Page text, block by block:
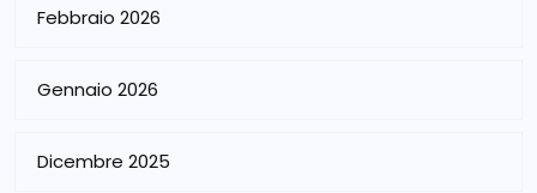
Febbraio 2026
Gennaio 2026
Dicembre 2025